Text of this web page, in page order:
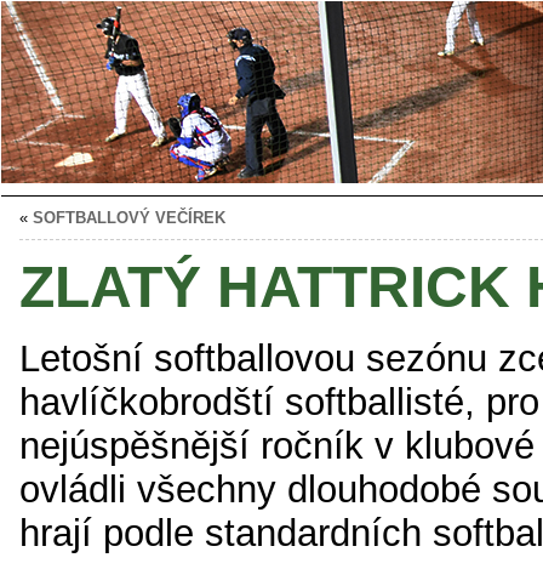
« SOFTBALLOVÝ VEČÍREK
ZLATÝ HATTRICK
Letošní softballovou sezónu
havlíčkobrodští softballisté,
nejúspěšnější ročník v
ovládli všechny dlouhodobé
hrají podle standardních